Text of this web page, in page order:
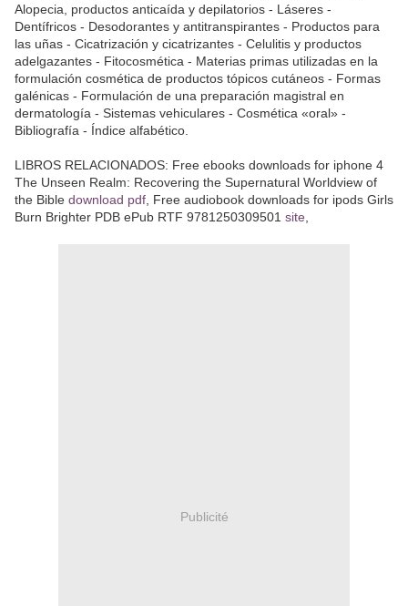
Alopecia, productos anticaída y depilatorios - Láseres -
Dentífricos - Desodorantes y antitranspirantes - Productos para
las uñas - Cicatrización y cicatrizantes - Celulitis y productos
adelgazantes - Fitocosmética - Materias primas utilizadas en la
formulación cosmética de productos tópicos cutáneos - Formas
galénicas - Formulación de una preparación magistral en
dermatología - Sistemas vehiculares - Cosmética «oral» -
Bibliografía - Índice alfabético.
LIBROS RELACIONADOS: Free ebooks downloads for iphone 4
The Unseen Realm: Recovering the Supernatural Worldview of
the Bible download pdf , Free audiobook downloads for ipods Girls
Burn Brighter PDB ePub RTF 9781250309501 site
Publicité